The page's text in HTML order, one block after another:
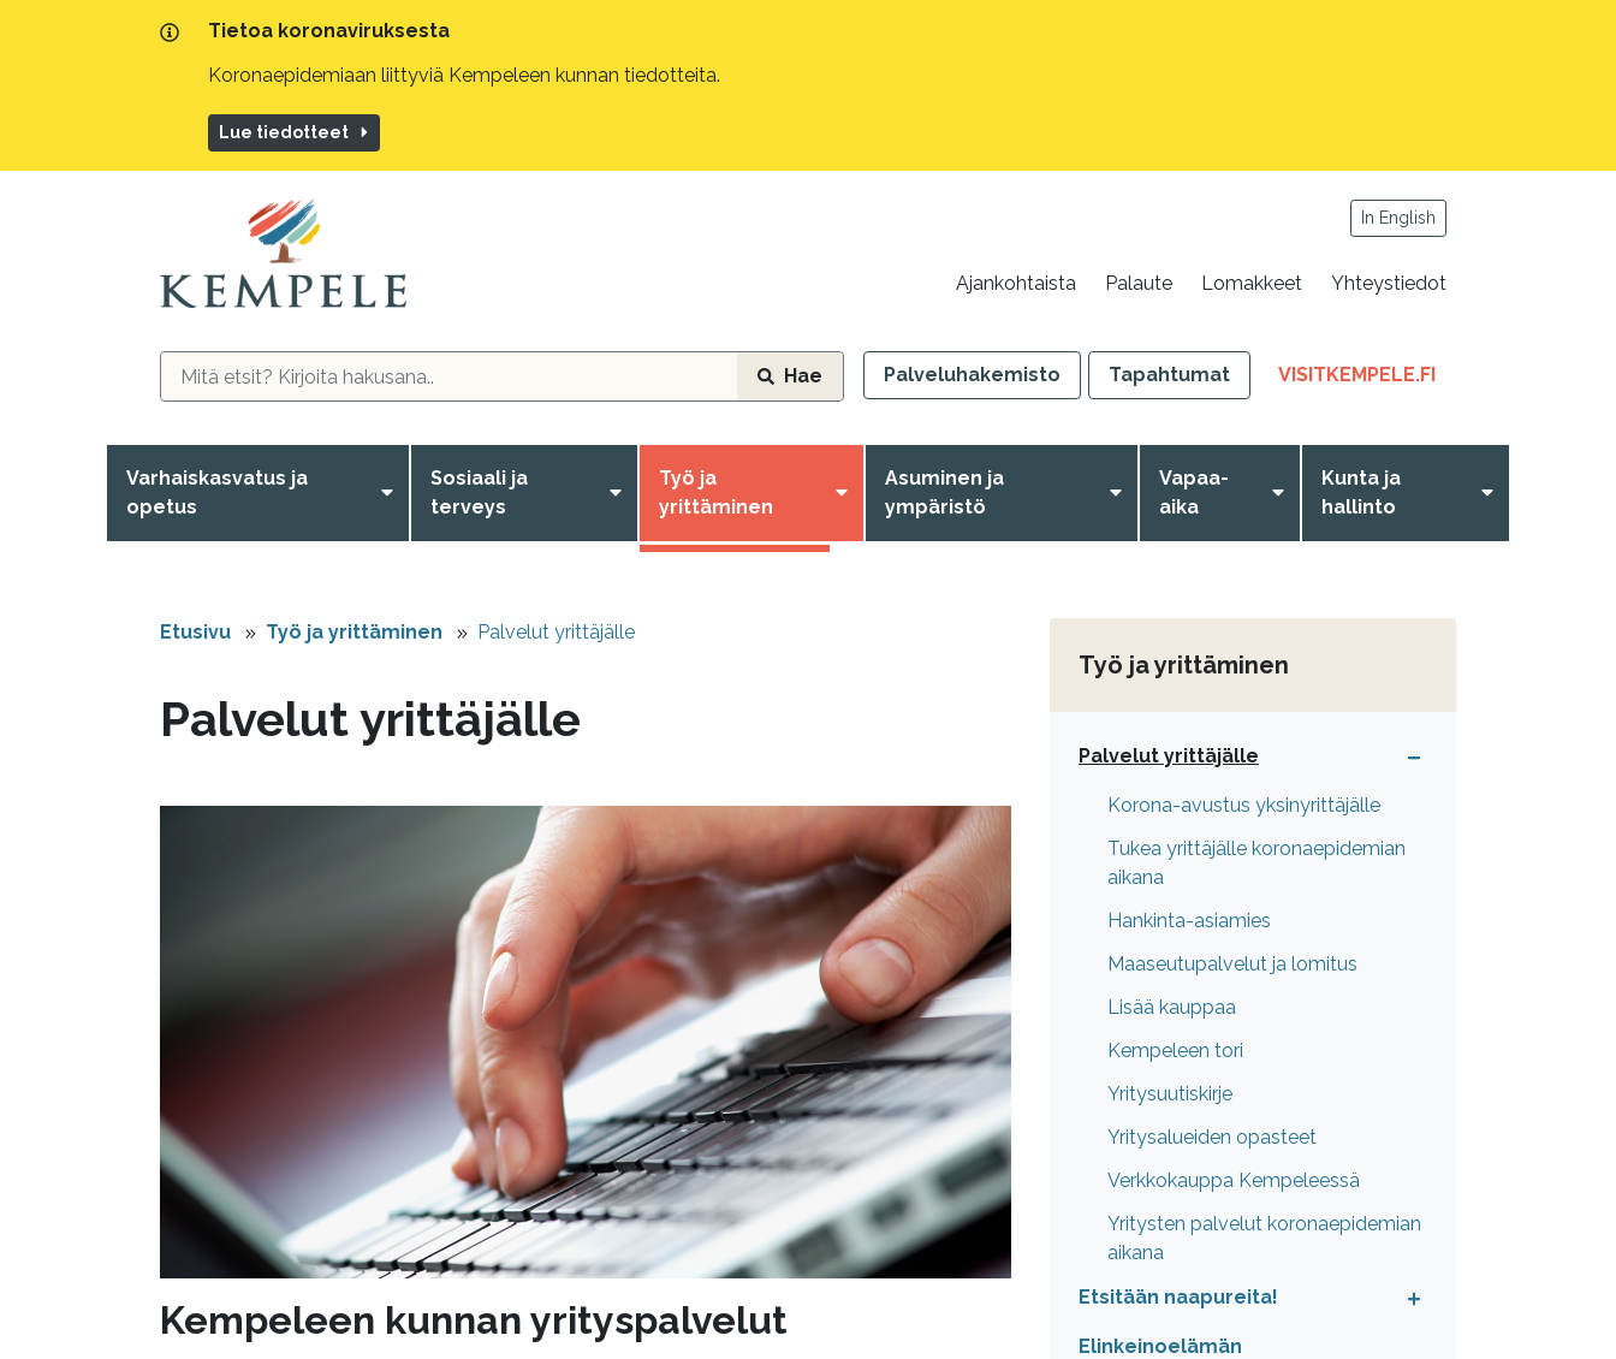
Tietoa koronaviruksesta
Koronaepidemiaan liittyviä Kempeleen kunnan tiedotteita.
Lue tiedotteet
In English
Ajankohtaista Palaute Lomakkeet Yhteystiedot
Hae Palveluhakemisto Tapahtumat VISITKEMPELE.FI,
VÄLILEHTEEN
Varhaiskasvatus ja
opetus
Sosiaali ja
terveys
Työ ja
yrittäminen
Asuminen ja
ympäristö
Vapaa-
aika
Kunta ja
hallinto
Etusivu Työ ja yrittäminen Palvelut yrittäjälle
Palvelut yrittäjälle
Kempeleen kunnan yrityspalvelut
Työ ja yrittäminen
Palvelut yrittäjälle
Korona-avustus yksinyrittäjälle
Tukea yrittäjälle koronaepidemian
aikana
Hankinta-asiamies
Maaseutupalvelut ja lomitus
Lisää kauppaa
Kempeleen tori
Yritysuutiskirje
Yritysalueiden opasteet
Verkkokauppa Kempeleessä
Yritysten palvelut koronaepidemian
aikana
Etsitään naapureita!
Elinkeinoelämän